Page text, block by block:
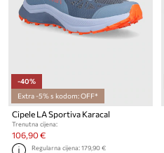
-40%
Extra -5% s kodom: OFF*
Cipele LA Sportiva Karacal
Trenutna cijena:
106,90 €
Regularna cijena:179,90 €